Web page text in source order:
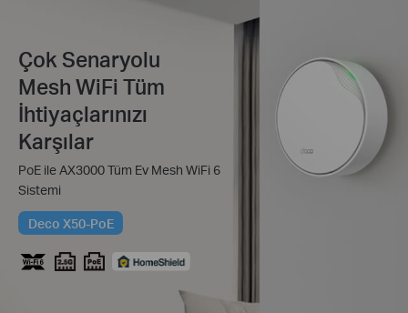
Çok Senaryolu
Mesh WiFi Tüm
İhtiyaçlarınızı
Karşılar
PoE ile AX3000 Tüm Ev Mesh WiFi 6
Sistemi
Deco X50-PoE